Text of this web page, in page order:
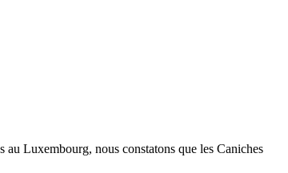
au Luxembourg, nous constatons que les Caniches